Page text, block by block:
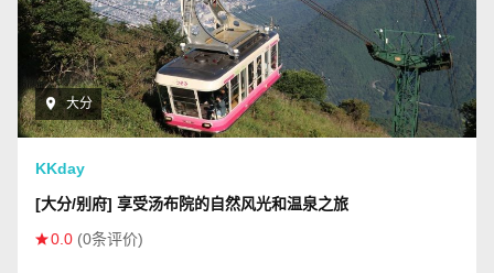
大分
KKday
[大分/别府] 享受汤布院的自然风光和温泉之旅
0.0 (0条评价)